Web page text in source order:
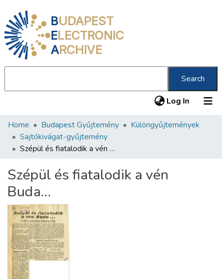
BUDAPEST
ELECTRONIC
ARCHIVE
Search
Log In (current)
Communities & Collections
All of DSpace
About us
Home Budapest Gyűjtemény
Különgyűjtemények
Sajtókivágat-gyűjtemény
Szépül és fiatalodik a vén Buda…
Szépül és fiatalodik a vén
Buda…